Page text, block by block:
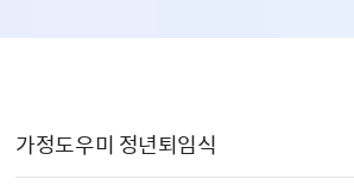
가정도우미 정년퇴임식